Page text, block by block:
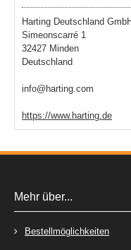
Harting Deutschland
Simeonscarré 1
32427 Minden
Deutschland
info@harting.com
https://www.harting.de
Mehr über...
Bestellmöglichkeiten